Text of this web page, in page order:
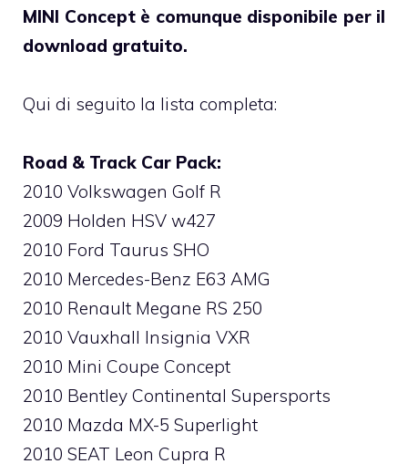
MINI Concept è comunque disponibile per il
download gratuito.
Qui di seguito la lista completa:
Road & Track Car Pack:
2010 Volkswagen Golf R
2009 Holden HSV w427
2010 Ford Taurus SHO
2010 Mercedes-Benz E63 AMG
2010 Renault Megane RS 250
2010 Vauxhall Insignia VXR
2010 Mini Coupe Concept
2010 Bentley Continental Supersports
2010 Mazda MX-5 Superlight
2010 SEAT Leon Cupra R